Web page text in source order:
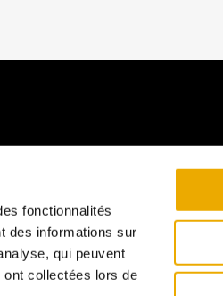
fonctionnalités
des informations sur
qui peuvent
collectées lors de
Coordonnées